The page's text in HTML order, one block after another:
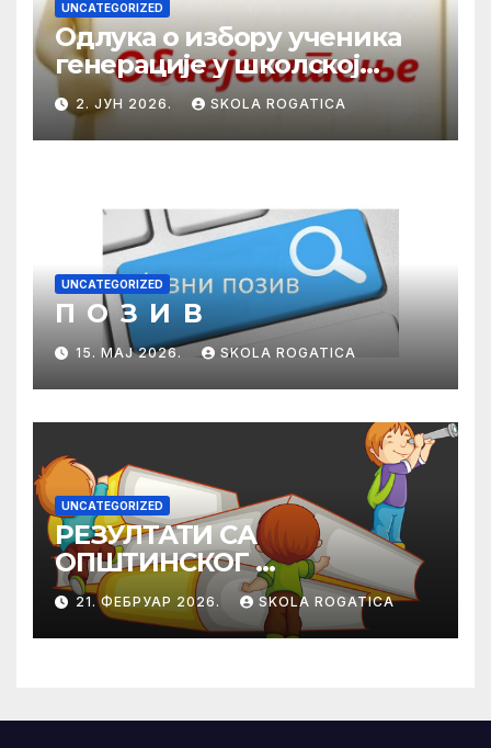
UNCATEGORIZED
Одлука о избору ученика
генерације у школској
2025/2026. години
2. ЈУН 2026. SKOLA ROGATICA
UNCATEGORIZED
П О З И В
15. МАЈ 2026. SKOLA ROGATICA
UNCATEGORIZED
РЕЗУЛТАТИ СА
ОПШТИНСКОГ
ТАКМИЧЕЊА ИЗ
ПРАВОСЛАВНЕ
ВЈЕРОНАУКЕ
21. ФЕБРУАР 2026. SKOLA ROGATICA